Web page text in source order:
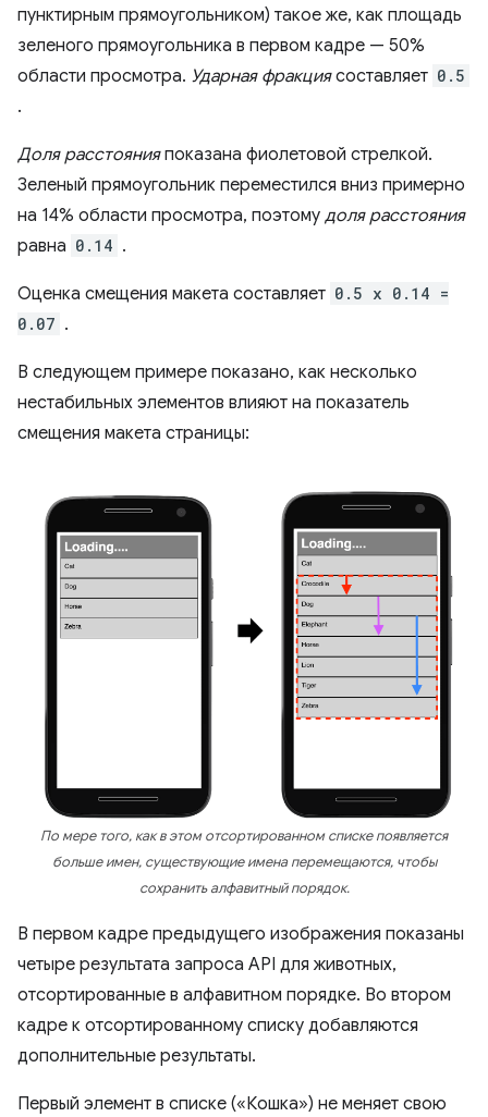
пунктирным прямоугольником) такое же, как площадь
зеленого прямоугольника в первом кадре — 50%
области просмотра. Ударная фракциясоставляет 0.5
.
Доля расстоянияпоказана фиолетовой стрелкой.
Зеленый прямоугольник переместился вниз примерно
на 14% области просмотра, поэтому доля расстояния
равна 0.14 .
Оценка смещения макета составляет 0.5 x 0.14 =
0.07 .
В следующем примере показано, как несколько
нестабильных элементов влияют на показатель
смещения макета страницы:
По мере того, как в этом отсортированном списке появляется
больше имен, существующие имена перемещаются, чтобы
сохранить алфавитный порядок.
В первом кадре предыдущего изображения показаны
четыре результата запроса API для животных,
отсортированные в алфавитном порядке. Во втором
кадре к отсортированному списку добавляются
дополнительные результаты.
Первый элемент в списке («Кошка») не меняет свою